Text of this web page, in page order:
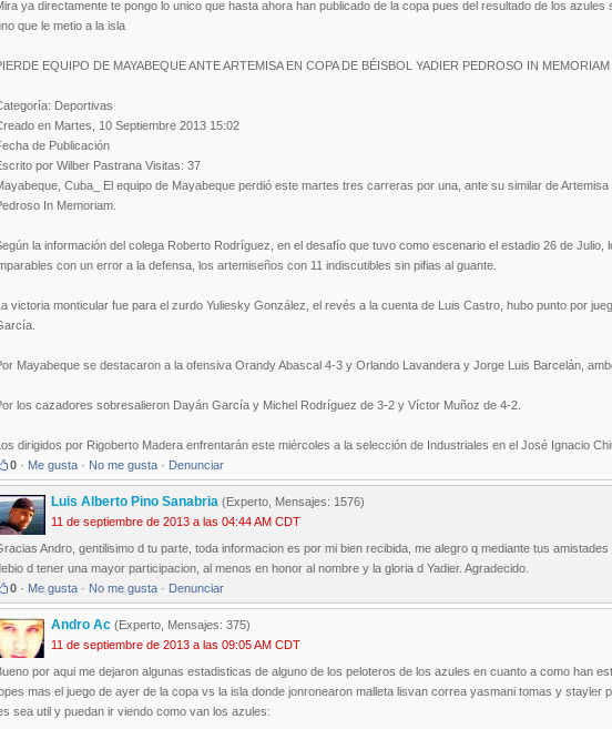
ya directamente te pongo lo unico que hasta ahora han publicado de la copa pues del resultado de los azules
que le metio a la isla
EQUIPO DE MAYABEQUE ANTE ARTEMISA EN COPA DE BÉISBOL YADIER PEDROSO IN MEMORIAM
Deportivas
en Martes, 10 Septiembre 2013 15:02
de Publicación
por Wilber Pastrana Visitas: 37
Cuba_ El equipo de Mayabeque perdió este martes tres carreras por una, ante su similar de Artemisa
In Memoriam.
la información del colega Roberto Rodríguez, en el desafío que tuvo como escenario el estadio 26 de Julio,
con un error a la defensa, los artemiseños con 11 indiscutibles sin pifias al guante.
victoria monticular fue para el zurdo Yuliesky González, el revés a la cuenta de Luis Castro, hubo punto por
Mayabeque se destacaron a la ofensiva Orandy Abascal 4-3 y Orlando Lavandera y Jorge Luis Barcelán,
los cazadores sobresalieron Dayán García y Michel Rodríguez de 3-2 y Víctor Muñoz de 4-2.
dirigidos por Rigoberto Madera enfrentarán este miércoles a la selección de Industriales en el José Ignacio
0 · Me gusta · No me gusta · Denunciar
Luis Alberto Pino Sanabria (Experto, Mensajes: 1576)
11 de septiembre de 2013 a las 04:44 AM CDT
Andro, gentilisimo d tu parte, toda informacion es por mi bien recibida, me alegro q mediante tus
d tener una mayor participacion, al menos en honor al nombre y la gloria d Yadier. Agradecido.
0 · Me gusta · No me gusta · Denunciar
Andro Ac (Experto, Mensajes: 375)
11 de septiembre de 2013 a las 09:05 AM CDT
por aqui me dejaron algunas estadisticas de alguno de los peloteros de los azules en cuanto a como han
mas el juego de ayer de la copa vs la isla donde jonronearon malleta lisvan correa yasmani tomas y stayler
sea util y puedan ir viendo como van los azules: